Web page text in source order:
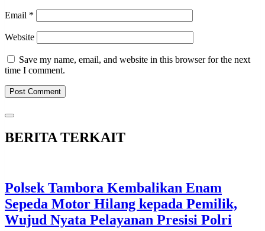
Email *
Website
Save my name, email, and website in this browser for the next
time I comment.
BERITA TERKAIT
Polsek Tambora Kembalikan Enam
Sepeda Motor Hilang kepada Pemilik,
Wujud Nyata Pelayanan Presisi Polri